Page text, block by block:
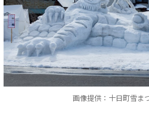
画像提供：十日町雪ま